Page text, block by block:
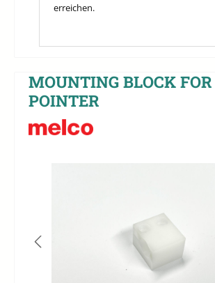
erreichen.
MOUNTING BLOCK
POINTER